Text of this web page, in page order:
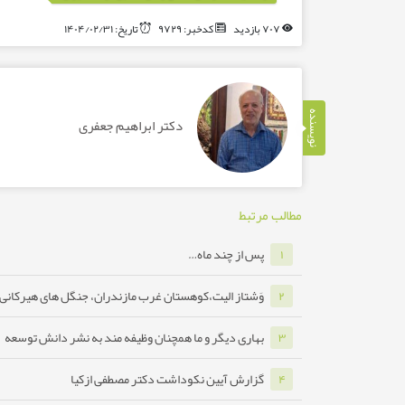
کدخبر: ۹۷۲۹ تاریخ: ۱۴۰۴/۰۲/۳۱
نویسنده دکتر ابراهیم جعفری
مطالب مرتبط
۱ پس از چند ماه…
۲ وَشتاز الیت،کوهستان غرب مازندران، جنگل های هیرکانی
۳ بهاری دیگر و ما همچنان وظیفه مند به نشر دانش توسعه
۴ گزارش آیین نکوداشت دکتر مصطفی ازکیا